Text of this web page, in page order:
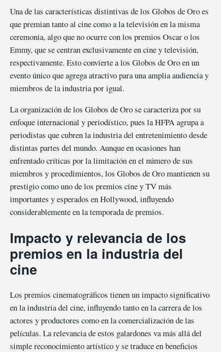
Una de las características distintivas de los Globos de Oro es
que premian tanto al cine como a la televisión en la misma
ceremonia, algo que no ocurre con los premios Oscar o los
Emmy, que se centran exclusivamente en cine y televisión,
respectivamente. Esto convierte a los Globos de Oro en un
evento único que agrega atractivo para una amplia audiencia y
miembros de la industria por igual.
La organización de los Globos de Oro se caracteriza por su
enfoque internacional y periodístico, pues la HFPA agrupa a
periodistas que cubren la industria del entretenimiento desde
distintas partes del mundo. Aunque en ocasiones han
enfrentado críticas por la limitación en el número de sus
miembros y procedimientos, los Globos de Oro mantienen su
prestigio como uno de los premios cine y TV más
importantes y esperados en Hollywood, influyendo
considerablemente en la temporada de premios.
Impacto y relevancia de los
premios en la industria del
cine
Los premios cinematográficos tienen un impacto significativo
en la industria del cine, influyendo tanto en la carrera de los
actores y productores como en la comercialización de las
películas. La relevancia de estos galardones va más allá del
simple reconocimiento artístico y se traduce en beneficios